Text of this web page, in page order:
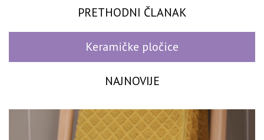
PRETHODNI ČLANAK
Keramičke pločice
NAJNOVIJE